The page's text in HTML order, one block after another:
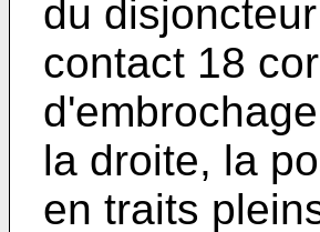
du
contact 18
la droite, la
en traits